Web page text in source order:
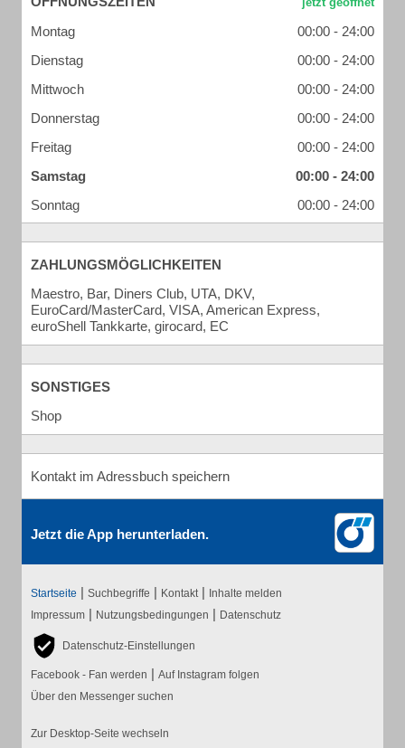
Montag
00:00 - 24:00
Dienstag
00:00 - 24:00
Mittwoch
00:00 - 24:00
Donnerstag
00:00 - 24:00
Freitag
00:00 - 24:00
Samstag
00:00 - 24:00
Sonntag
00:00 - 24:00
ZAHLUNGSMÖGLICHKEITEN
Maestro, Bar, Diners Club, UTA, DKV,
EuroCard/MasterCard, VISA, American Express,
euroShell Tankkarte, girocard, EC
SONSTIGES
Shop
Kontakt im Adressbuch speichern
Jetzt die App herunterladen.
Startseite | Suchbegriffe | Kontakt | Inhalte melden
Impressum | Nutzungsbedingungen | Datenschutz
Datenschutz-Einstellungen
Facebook - Fan werden | Auf Instagram folgen
Über den Messenger suchen
Zur Desktop-Seite wechseln